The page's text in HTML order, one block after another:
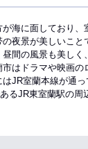
海に面しており
夜景が美しいこ
間の風景も美し
はドラマや映画
JR室蘭本線が通
るJR東室蘭駅の